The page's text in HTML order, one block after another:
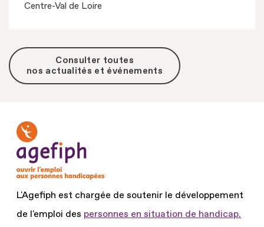
Centre-Val de Loire
Consulter toutes
nos actualités et événements
L'Agefiph est chargée de soutenir le développement
de l'emploi des personnes en situation de handicap.